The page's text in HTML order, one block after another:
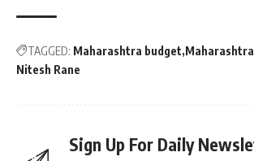
TAGGED: Maharashtra budget
Nitesh Rane
Sign Up For Daily